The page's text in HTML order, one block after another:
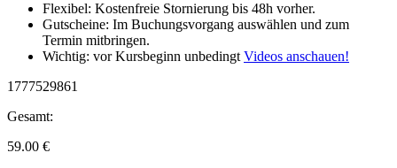
Flexibel: Kostenfreie Stornierung bis 48h vorher.
Gutscheine: Im Buchungsvorgang auswählen und zum
Termin mitbringen.
Wichtig: vor Kursbeginn unbedingt Videos anschauen!
1777529861
Gesamt:
59.00 €